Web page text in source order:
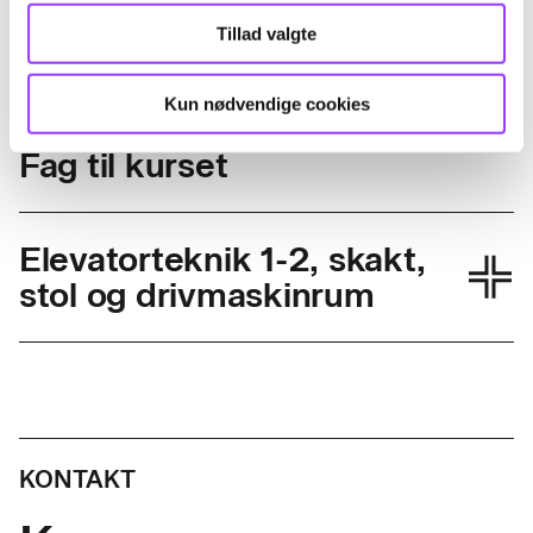
Tillad valgte
Kun nødvendige cookies
med tekniske opgaver i elevatorbranchen.
Fag til kurset
Elevatorteknik 1-2, skakt,
stol og drivmaskinrum
Varighed
5 dage
Timer pr. dag
KONTAKT